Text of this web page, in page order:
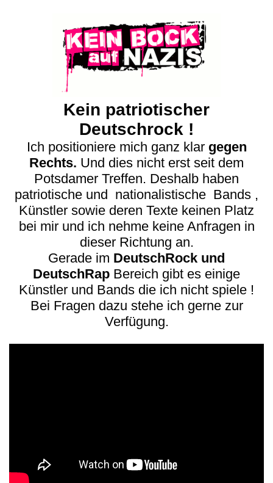
Kein patriotischer
Deutschrock !
Ich positioniere mich ganz klar gegen
Rechts. Und dies nicht erst seit dem
Potsdamer Treffen. Deshalb haben
patriotische und nationalistische Bands ,
Künstler sowie deren Texte keinen Platz
bei mir und ich nehme keine Anfragen in
dieser Richtung an.
Gerade im DeutschRock und
DeutschRap Bereich gibt es einige
Künstler und Bands die ich nicht spiele !
Bei Fragen dazu stehe ich gerne zur
Verfügung.